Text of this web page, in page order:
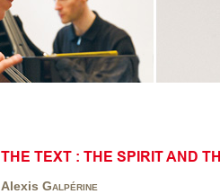
THE TEXT : THE SPIRIT AND
Alexis Galpérine